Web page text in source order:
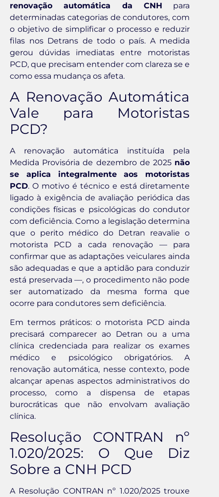
renovação automática da CNH para
determinadas categorias de condutores, com
o objetivo de simplificar o processo e reduzir
filas nos Detrans de todo o país. A medida
gerou dúvidas imediatas entre motoristas
PCD, que precisam entender com clareza se e
como essa mudança os afeta.
A Renovação Automática
Vale para Motoristas
PCD?
A renovação automática instituída pela
Medida Provisória de dezembro de 2025 não
se aplica integralmente aos motoristas
PCD. O motivo é técnico e está diretamente
ligado à exigência de avaliação periódica das
condições físicas e psicológicas do condutor
com deficiência. Como a legislação determina
que o perito médico do Detran reavalie o
motorista PCD a cada renovação — para
confirmar que as adaptações veiculares ainda
são adequadas e que a aptidão para conduzir
está preservada —, o procedimento não pode
ser automatizado da mesma forma que
ocorre para condutores sem deficiência.
Em termos práticos: o motorista PCD ainda
precisará comparecer ao Detran ou a uma
clínica credenciada para realizar os exames
médico e psicológico obrigatórios. A
renovação automática, nesse contexto, pode
alcançar apenas aspectos administrativos do
processo, como a dispensa de etapas
burocráticas que não envolvam avaliação
clínica.
Resolução CONTRAN nº
1.020/2025: O Que Diz
Sobre a CNH PCD
A Resolução CONTRAN nº 1.020/2025 trouxe